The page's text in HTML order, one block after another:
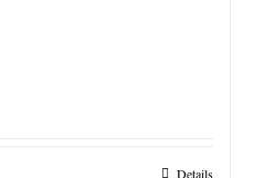
Details